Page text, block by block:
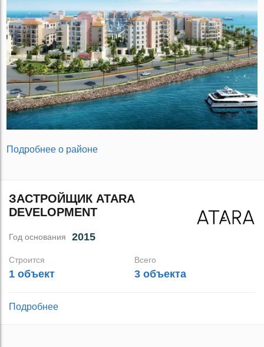
Подробнее о районе
ЗАСТРОЙЩИК ATARA
DEVELOPMENT
Год основания 2015
Строится
1 объект
Всего
3 объекта
Подробнее